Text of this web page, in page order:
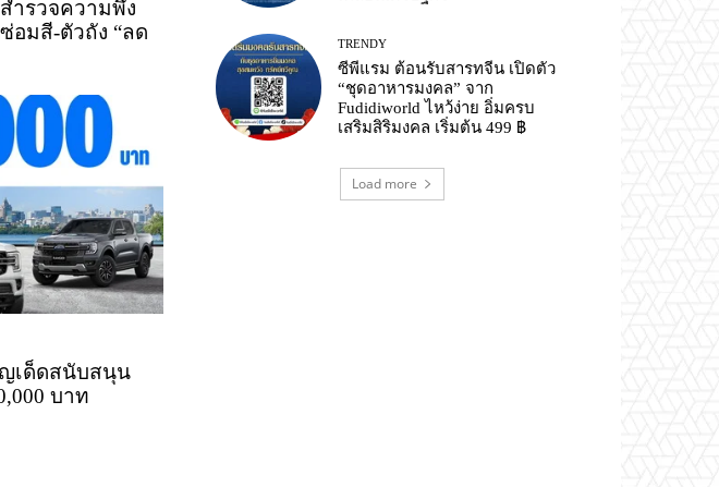
ำรวจความพึง
อมสี-ตัวถัง “ลด
ญเด็ดสนับสนุน
บาท
TRENDY
ซีพีแรม ต้อนรับสารทจีน เปิดตัว
“ชุดอาหารมงคล” จาก
Fudidiworld ไหว้ง่าย อิ่มครบ
เสริมสิริมงคล เริ่มต้น 499 ฿
Load more